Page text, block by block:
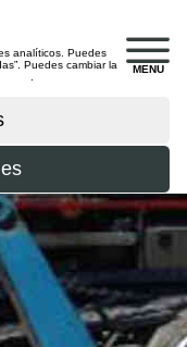
MENU
analíticos. Puedes
Puedes cambiar la